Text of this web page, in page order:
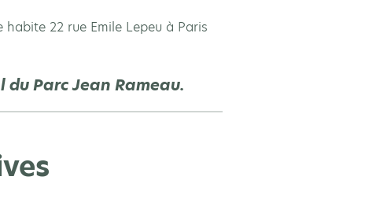
22 rue Emile Lepeu à Paris
Parc Jean Rameau.